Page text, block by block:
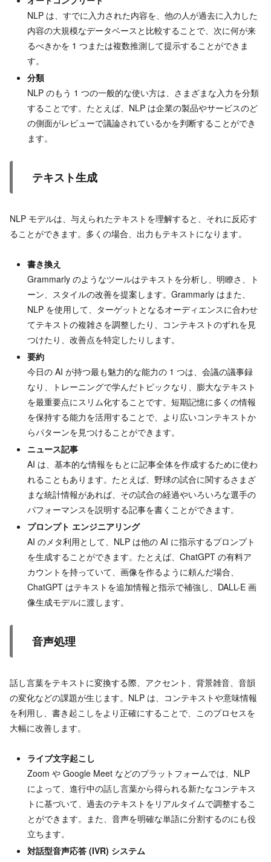
NLP は、すでに入力された内容を、他の人が過去に入力した
内容の大規模なデータベースと比較することで、次に何が来
るべきかを 1 つまたは複数推測して提示することができま
す。
分類
NLP のもう 1 つの一般的な使い方は、さまざまな入力を分類
することです。たとえば、NLP は企業の製品やサービスのど
の側面がレビューで議論されているかを判断することができ
ます。
テキスト生成
NLP モデルは、与えられたテキストを理解すると、それに反応す
ることができます。多くの場合、出力もテキストになります。
書き換え
Grammarly のようなツールはテキストを分析し、明瞭さ、ト
ーン、スタイルの改善を提案します。Grammarly はまた、
NLP を使用して、ターゲットとなるオーディエンスに合わせ
てテキストの複雑さを調整したり、コンテキストのずれを見
つけたり、改善点を特定したりします。
要約
今日の AI が持つ最も魅力的な能力の 1 つは、会議の議事録
なり、トレーニングで学んだトピックなり、膨大なテキスト
を最重要点にスリム化することです。短期記憶に多くの情報
を保持する能力を活用することで、より広いコンテキストか
らパターンを見つけることができます。
ニュース記事
AI は、基本的な情報をもとに記事全体を作成するために使わ
れることもあります。たとえば、野球の試合に関するさまざ
まな統計情報があれば、その試合の経過やいろいろな選手の
パフォーマンスを説明する記事を書くことができます。
プロンプト エンジニアリング
AI のメタ利用として、NLP は他の AI に指示するプロンプト
を生成することができます。たとえば、ChatGPT の有料ア
カウントを持っていて、画像を作るように頼んだ場合、
ChatGPT はテキストを追加情報と指示で補強し、DALL-E 画
像生成モデルに渡します。
音声処理
話し言葉をテキストに変換する際、アクセント、背景雑音、音韻
の変化などの課題が生じます。NLP は、コンテキストや意味情報
を利用し、書き起こしをより正確にすることで、このプロセスを
大幅に改善します。
ライブ文字起こし
Zoom や Google Meet などのプラットフォームでは、NLP
によって、進行中の話し言葉から得られる新たなコンテキス
トに基づいて、過去のテキストをリアルタイムで調整するこ
とができます。また、音声を明確な単語に分割するのにも役
立ちます。
対話型音声応答(IVR) システム